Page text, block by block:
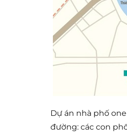
Dự án nhà phố
đường: các con